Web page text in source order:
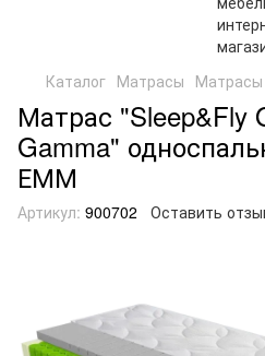
Каталог Матрасы
Матрас "Sleep&Fly
Gamma"
ЕММ
Артикул: 900702 Оставить